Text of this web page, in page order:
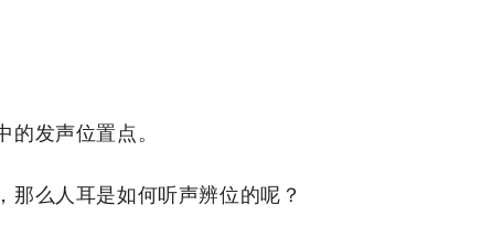
的发声位置点。
那么人耳是如何听声辨位的呢？